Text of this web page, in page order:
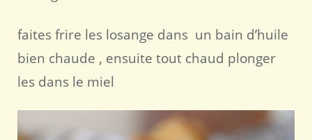
faites frire les losange dans un bain d’huile
bien chaude , ensuite tout chaud plonger
les dans le miel